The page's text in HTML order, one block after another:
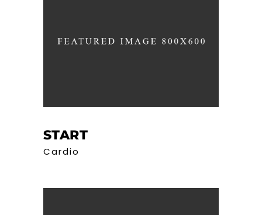
START
Cardio